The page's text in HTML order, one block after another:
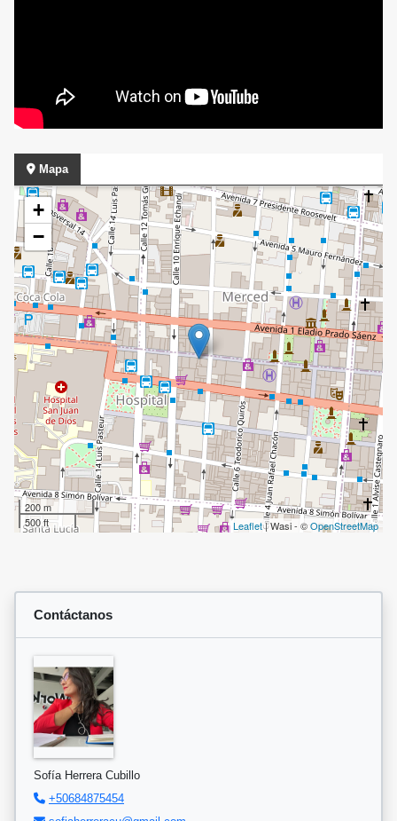
Mapa
+
−
200 m
500 ft
Leaflet| Wasi - ©OpenStreetMap
Contáctanos
Sofía Herrera Cubillo
+50684875454